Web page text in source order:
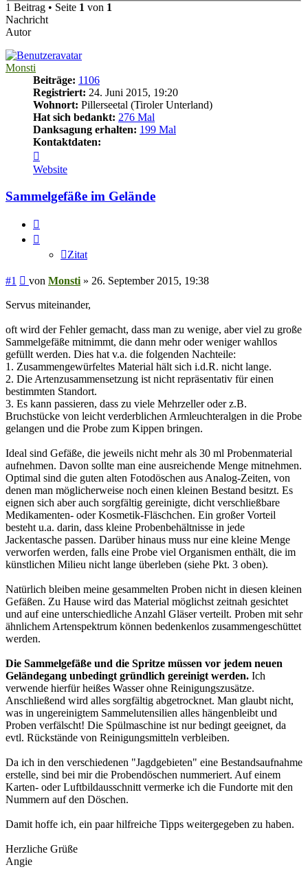
1 Beitrag • Seite 1 von 1
Nachricht
Autor
Monsti
Beiträge: 1106
Registriert: 24. Juni 2015, 19:20
Wohnort: Pillerseetal (Tiroler Unterland)
Hat sich bedankt: 276 Mal
Danksagung erhalten: 199 Mal
Kontaktdaten:
von
Monsti
Website
Sammelgefäße im Gelände
Zitat
#1 Beitrag
von Monsti » 26. September 2015, 19:38
Servus miteinander,
oft wird der Fehler gemacht, dass man zu wenige, aber viel zu große
Sammelgefäße mitnimmt, die dann mehr oder weniger wahllos
gefüllt werden. Dies hat v.a. die folgenden Nachteile:
1. Zusammengewürfeltes Material hält sich i.d.R. nicht lange.
2. Die Artenzusammensetzung ist nicht repräsentativ für einen
bestimmten Standort.
3. Es kann passieren, dass zu viele Mehrzeller oder z.B.
Bruchstücke von leicht verderblichen Armleuchteralgen in die Probe
gelangen und die Probe zum Kippen bringen.
Ideal sind Gefäße, die jeweils nicht mehr als 30 ml Probenmaterial
aufnehmen. Davon sollte man eine ausreichende Menge mitnehmen.
Optimal sind die guten alten Fotodöschen aus Analog-Zeiten, von
denen man möglicherweise noch einen kleinen Bestand besitzt. Es
eignen sich aber auch sorgfältig gereinigte, dicht verschließbare
Medikamenten- oder Kosmetik-Fläschchen. Ein großer Vorteil
besteht u.a. darin, dass kleine Probenbehältnisse in jede
Jackentasche passen. Darüber hinaus muss nur eine kleine Menge
verworfen werden, falls eine Probe viel Organismen enthält, die im
künstlichen Milieu nicht lange überleben (siehe Pkt. 3 oben).
Natürlich bleiben meine gesammelten Proben nicht in diesen kleinen
Gefäßen. Zu Hause wird das Material möglichst zeitnah gesichtet
und auf eine unterschiedliche Anzahl Gläser verteilt. Proben mit sehr
ähnlichem Artenspektrum können bedenkenlos zusammengeschüttet
werden.
Die Sammelgefäße und die Spritze müssen vor jedem neuen
Geländegang unbedingt gründlich gereinigt werden. Ich
verwende hierfür heißes Wasser ohne Reinigungszusätze.
Anschließend wird alles sorgfältig abgetrocknet. Man glaubt nicht,
was in ungereinigtem Sammelutensilien alles hängenbleibt und
Proben verfälscht! Die Spülmaschine ist nur bedingt geeignet, da
evtl. Rückstände von Reinigungsmitteln verbleiben.
Da ich in den verschiedenen "Jagdgebieten" eine Bestandsaufnahme
erstelle, sind bei mir die Probendöschen nummeriert. Auf einem
Karten- oder Luftbildausschnitt vermerke ich die Fundorte mit den
Nummern auf den Döschen.
Damit hoffe ich, ein paar hilfreiche Tipps weitergegeben zu haben.
Herzliche Grüße
Angie